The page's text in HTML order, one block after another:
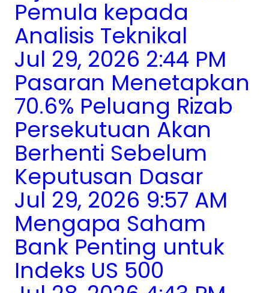
Pemula kepada
Analisis Teknikal
Jul 29, 2026 2:44 PM
Pasaran Menetapkan
70.6% Peluang Rizab
Persekutuan Akan
Berhenti Sebelum
Keputusan Dasar
Jul 29, 2026 9:57 AM
Mengapa Saham
Bank Penting untuk
Indeks US 500